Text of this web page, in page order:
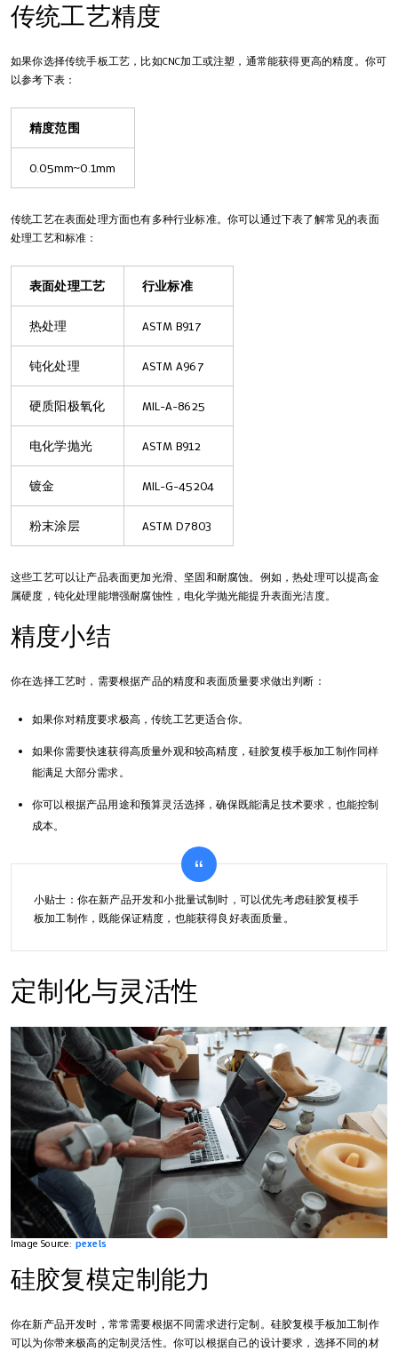
传统工艺精度
如果你选择传统手板工艺，比如CNC加工或注塑，通常能获得更高的精度。你可
以参考下表：
精度范围
0.05mm~0.1mm
传统工艺在表面处理方面也有多种行业标准。你可以通过下表了解常见的表面
处理工艺和标准：
表面处理工艺 行业标准
热处理 ASTM B917
钝化处理 ASTM A967
硬质阳极氧化 MIL-A-8625
电化学抛光 ASTM B912
镀金 MIL-G-45204
粉末涂层 ASTM D7803
这些工艺可以让产品表面更加光滑、坚固和耐腐蚀。例如，热处理可以提高金
属硬度，钝化处理能增强耐腐蚀性，电化学抛光能提升表面光洁度。
精度小结
你在选择工艺时，需要根据产品的精度和表面质量要求做出判断：
如果你对精度要求极高，传统工艺更适合你。
如果你需要快速获得高质量外观和较高精度，硅胶复模手板加工制作同样
能满足大部分需求。
你可以根据产品用途和预算灵活选择，确保既能满足技术要求，也能控制
成本。
小贴士：你在新产品开发和小批量试制时，可以优先考虑硅胶复模手
板加工制作，既能保证精度，也能获得良好表面质量。
定制化与灵活性
Image Source: pexels
硅胶复模定制能力
你在新产品开发时，常常需要根据不同需求进行定制。硅胶复模手板加工制作
可以为你带来极高的定制灵活性。你可以根据自己的设计要求，选择不同的材